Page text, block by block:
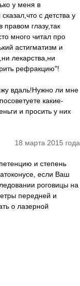
у меня в
с детства у
глазу,так
много читал про
астигматизм и
лекарства,ни
рефракцию"!
вдаль!Нужно ли мне
какие-
и просить у них
18 марта 2015 года
и степень
если Ваш
роговицы на
передней и
о лазерной